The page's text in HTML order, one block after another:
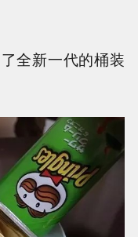
全新一代的桶装